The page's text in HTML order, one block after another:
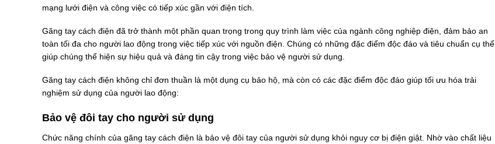
mạng lưới điện và công việc có tiếp xúc gần với điện tích.
Găng tay cách điện đã trở thành một phần quan trọng trong quy trình làm việc của ngành công nghiệp điện, đảm bảo an
toàn tối đa cho người lao động trong việc tiếp xúc với nguồn điện. Chúng có những đặc điểm độc đáo và tiêu chuẩn cụ thể,
giúp chúng thể hiện sự hiệu quả và đáng tin cậy trong việc bảo vệ người sử dụng.
Găng tay cách điện không chỉ đơn thuần là một dụng cụ bảo hộ, mà còn có các đặc điểm độc đáo giúp tối ưu hóa trải
nghiệm sử dụng của người lao động:
Bảo vệ đôi tay cho người sử dụng
Chức năng chính của găng tay cách điện là bảo vệ đôi tay của người sử dụng khỏi nguy cơ bị điện giật. Nhờ vào chất liệu